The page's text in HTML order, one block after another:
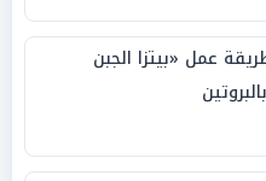
عمل «بيتزا الجبن